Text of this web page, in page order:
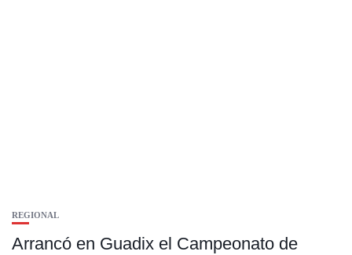
REGIONAL
Arrancó en Guadix el Campeonato de